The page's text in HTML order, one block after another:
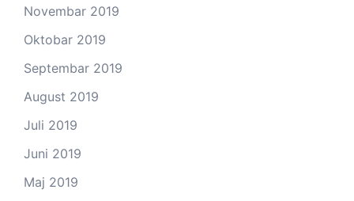
Novembar 2019
Oktobar 2019
Septembar 2019
August 2019
Juli 2019
Juni 2019
Maj 2019